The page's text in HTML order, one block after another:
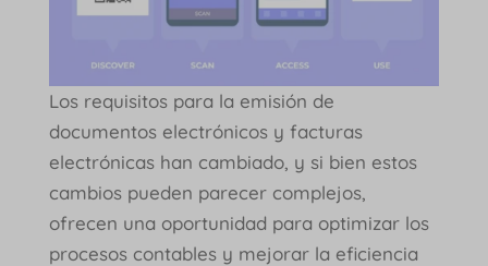
Los requisitos para la emisión de
documentos electrónicos y facturas
electrónicas han cambiado, y si bien estos
cambios pueden parecer complejos,
ofrecen una oportunidad para optimizar los
procesos contables y mejorar la eficiencia